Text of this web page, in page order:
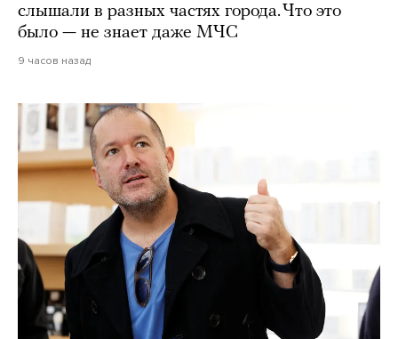
слышали в разных частях города. Что это
было — не знает даже МЧС
9 часов назад